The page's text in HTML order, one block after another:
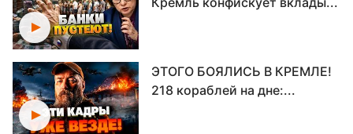
ЭТОГО БОЯЛИСЬ В КРЕМЛЕ!
218 кораблей на дне:...